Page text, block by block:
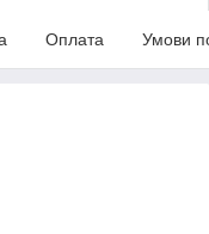
Оплата Умови